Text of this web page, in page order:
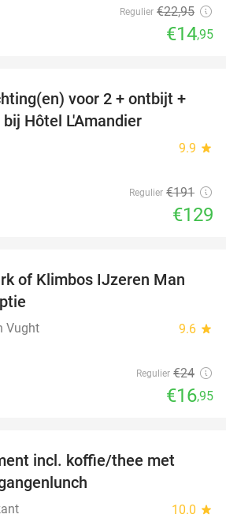
Regulier €22,95
€14,95
32%
voor 2 + ontbijt +
Hôtel L'Amandier
9.9 star
Regulier €191
€129
29%
of Klimbos IJzeren Man
Vught 9.6 star
Regulier €24
€16,95
incl. koffie/thee met
10.0 star